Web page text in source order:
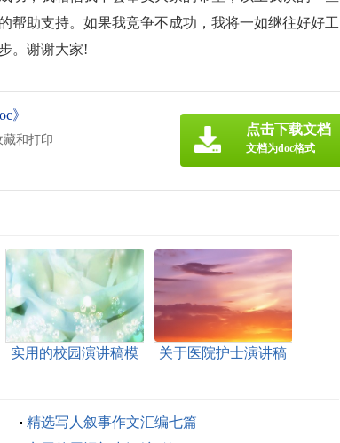
帮助支持。如果我竞争不成功，我将一如继往好好工
。谢谢大家!
》
藏和打印
点击下载文档
文档为doc格式
实用的校园演讲稿模
关于医院护士演讲稿
精选写人叙事作文汇编七篇